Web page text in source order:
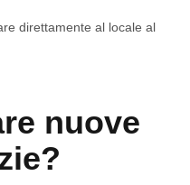
direttamente al locale al
nuove